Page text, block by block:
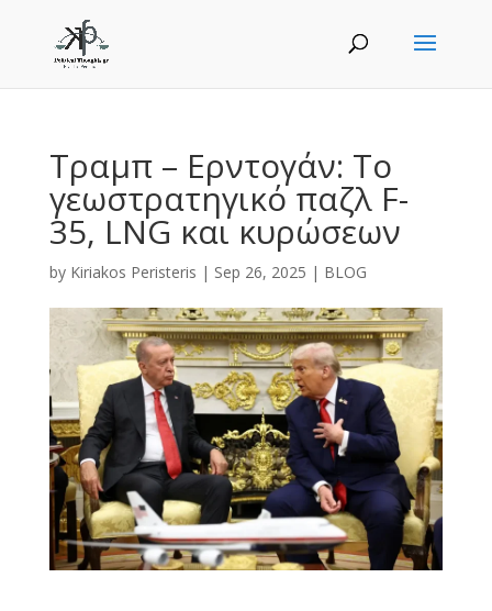
Τραμπ – Ερντογάν: Το
γεωστρατηγικό παζλ F-
35, LNG και κυρώσεων
by Kiriakos Peristeris | Sep 26, 2025 | BLOG